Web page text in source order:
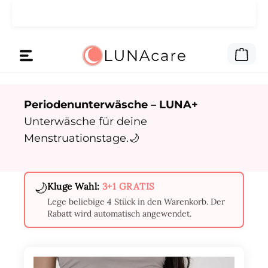
Periodenunterwäsche – LUNA+
Unterwäsche für deine
Menstruationstage.🌙
🌙Kluge Wahl: 3+1 GRATIS
Lege beliebige 4 Stück in den Warenkorb. Der
Rabatt wird automatisch angewendet.